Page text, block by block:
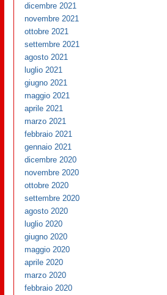
dicembre 2021
novembre 2021
ottobre 2021
settembre 2021
agosto 2021
luglio 2021
giugno 2021
maggio 2021
aprile 2021
marzo 2021
febbraio 2021
gennaio 2021
dicembre 2020
novembre 2020
ottobre 2020
settembre 2020
agosto 2020
luglio 2020
giugno 2020
maggio 2020
aprile 2020
marzo 2020
febbraio 2020